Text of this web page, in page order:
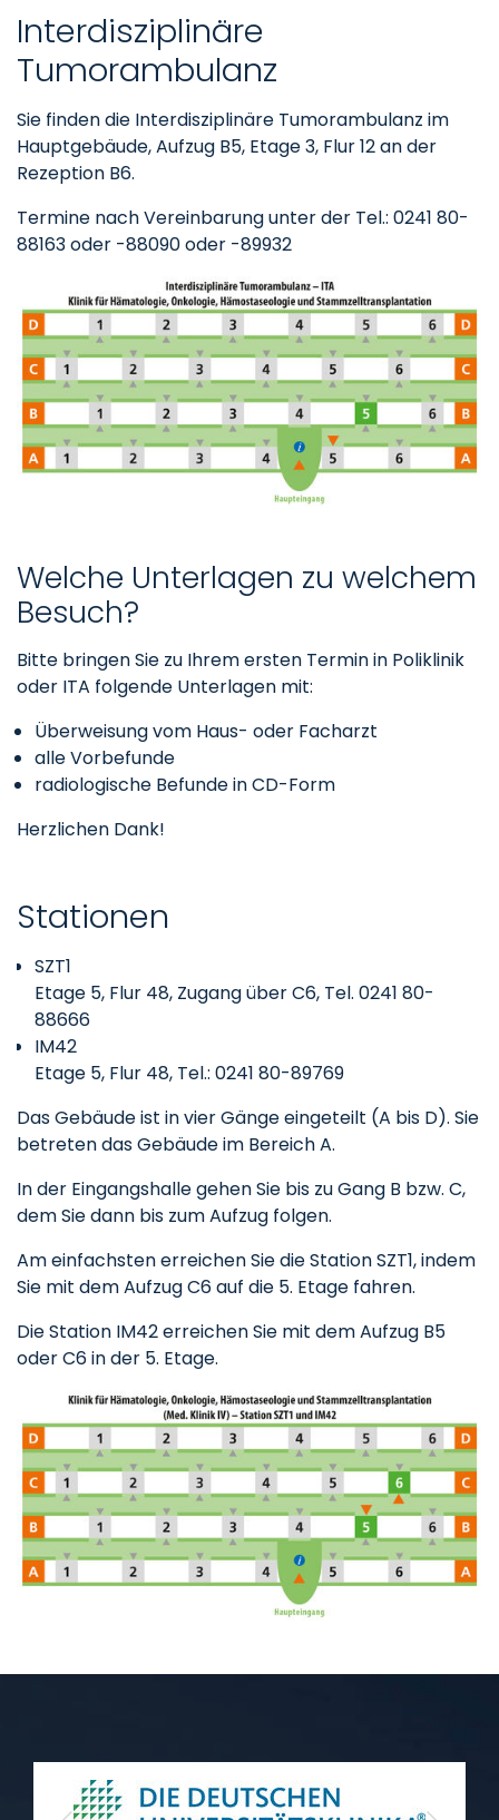
Interdisziplinäre
Tumorambulanz
Sie finden die Interdisziplinäre Tumorambulanz im
Hauptgebäude, Aufzug B5, Etage 3, Flur 12 an der
Rezeption B6.
Termine nach Vereinbarung unter der Tel.: 0241 80-
88163 oder -88090 oder -89932
Welche Unterlagen zu welchem
Besuch?
Bitte bringen Sie zu Ihrem ersten Termin in Poliklinik
oder ITA folgende Unterlagen mit:
Überweisung vom Haus- oder Facharzt
alle Vorbefunde
radiologische Befunde in CD-Form
Herzlichen Dank!
Stationen
SZT1
Etage 5, Flur 48, Zugang über C6, Tel. 0241 80-
88666
IM42
Etage 5, Flur 48, Tel.: 0241 80-89769
Das Gebäude ist in vier Gänge eingeteilt (A bis D). Sie
betreten das Gebäude im Bereich A.
In der Eingangshalle gehen Sie bis zu Gang B bzw. C,
dem Sie dann bis zum Aufzug folgen.
Am einfachsten erreichen Sie die Station SZT1, indem
Sie mit dem Aufzug C6 auf die 5. Etage fahren.
Die Station IM42 erreichen Sie mit dem Aufzug B5
oder C6 in der 5. Etage.